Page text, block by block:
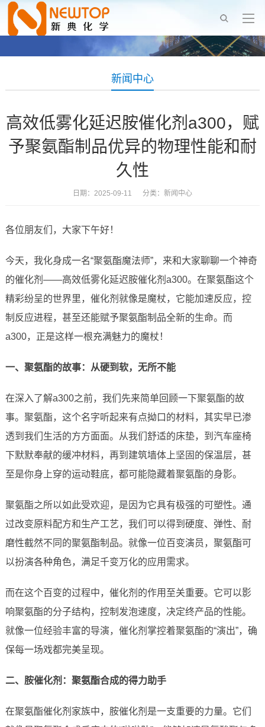
新闻中心
高效低雾化延迟胺催化剂a300，赋
予聚氨酯制品优异的物理性能和耐
久性
日期：2025-09-11 分类： 新闻中心
各位朋友们，大家下午好！
今天，我化身成一名“聚氨酯魔法师”，来和大家聊聊一个神奇
的催化剂——高效低雾化延迟胺催化剂a300。在聚氨酯这个
精彩纷呈的世界里，催化剂就像是魔杖，它能加速反应，控
制反应进程，甚至还能赋予聚氨酯制品全新的生命。而
a300，正是这样一根充满魅力的魔杖！
一、聚氨酯的故事：从硬到软，无所不能
在深入了解a300之前，我们先来简单回顾一下聚氨酯的故
事。聚氨酯，这个名字听起来有点拗口的材料，其实早已渗
透到我们生活的方方面面。从我们舒适的床垫，到汽车座椅
下默默奉献的缓冲材料，再到建筑墙体上坚固的保温层，甚
至是你身上穿的运动鞋底，都可能隐藏着聚氨酯的身影。
聚氨酯之所以如此受欢迎，是因为它具有极强的可塑性。通
过改变原料配方和生产工艺，我们可以得到硬度、弹性、耐
磨性截然不同的聚氨酯制品。就像一位百变演员，聚氨酯可
以扮演各种角色，满足千变万化的应用需求。
而在这个百变的过程中，催化剂的作用至关重要。它可以影
响聚氨酯的分子结构，控制发泡速度，决定终产品的性能。
就像一位经验丰富的导演，催化剂掌控着聚氨酯的“演出”，确
保每一场戏都完美呈现。
二、胺催化剂：聚氨酯合成的得力助手
在聚氨酯催化剂家族中，胺催化剂是一支重要的力量。它们